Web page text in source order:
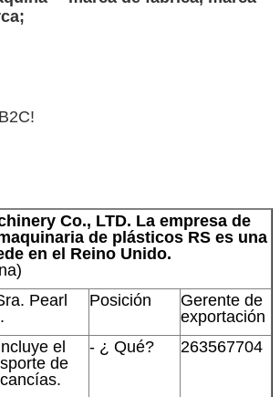
Co., LTD. La empresa de
de plásticos RS es una
en el Reino Unido.
Pearl
Posición
Gerente de
exportación
el
de
- ¿ Qué? 263567704